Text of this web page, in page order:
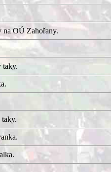
na OÚ Zahořany.
taky.